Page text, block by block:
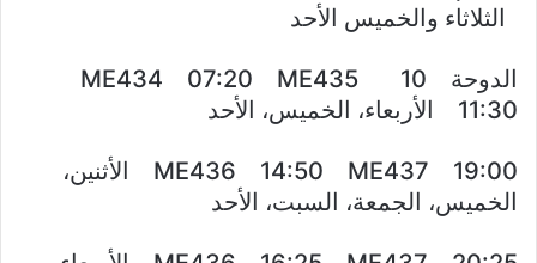
الثلاثاء والخميس الأحد
الدوحة 10 ME434 07:20 ME435
11:30 الأربعاء، الخميس، الأحد
ME436 14:50 ME437 19:00 الأثنين،
الخميس، الجمعة، السبت، الأحد